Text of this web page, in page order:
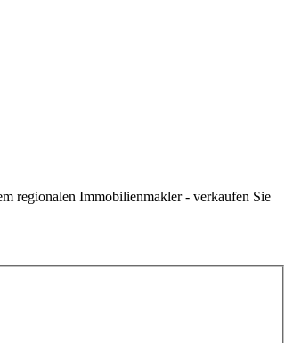
regionalen Immobilienmakler - verkaufen Sie